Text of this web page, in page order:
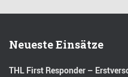
Neueste Einsätze
THL First Responder –